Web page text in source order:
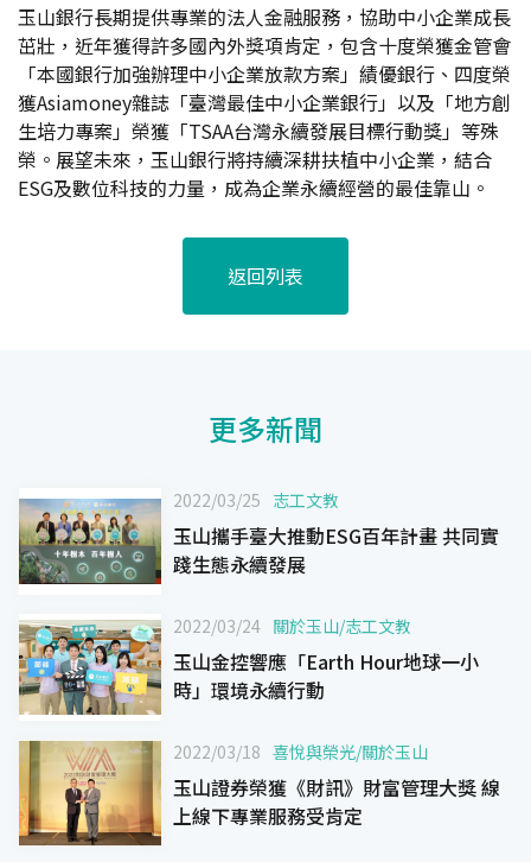
玉山銀行長期提供專業的法人金融服務，協助中小企業成長
茁壯，近年獲得許多國內外獎項肯定，包含十度榮獲金管會
「本國銀行加強辦理中小企業放款方案」績優銀行、四度榮
獲Asiamoney雜誌「臺灣最佳中小企業銀行」以及「地方創
生培力專案」榮獲「TSAA台灣永續發展目標行動獎」等殊
榮。展望未來，玉山銀行將持續深耕扶植中小企業，結合
ESG及數位科技的力量，成為企業永續經營的最佳靠山。
返回列表
更多新聞
2022/03/25 志工文教
玉山攜手臺大推動ESG百年計畫 共同實
踐生態永續發展
2022/03/24 關於玉山/志工文教
玉山金控響應「Earth Hour地球一小
時」環境永續行動
2022/03/18 喜悅與榮光/關於玉山
玉山證券榮獲《財訊》財富管理大獎 線
上線下專業服務受肯定